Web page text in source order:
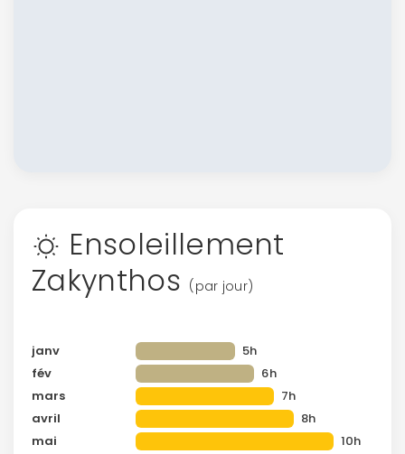
Ensoleillement
Zakynthos (par jour)
janv
5h
fév
6h
mars
7h
avril
8h
mai
10h